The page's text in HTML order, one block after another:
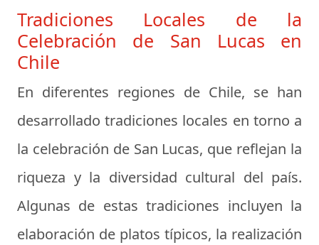
Tradiciones Locales de la
Celebración de San Lucas en
Chile
En diferentes regiones de Chile, se han
desarrollado tradiciones locales en torno a
la celebración de San Lucas, que reflejan la
riqueza y la diversidad cultural del país.
Algunas de estas tradiciones incluyen la
elaboración de platos típicos, la realización